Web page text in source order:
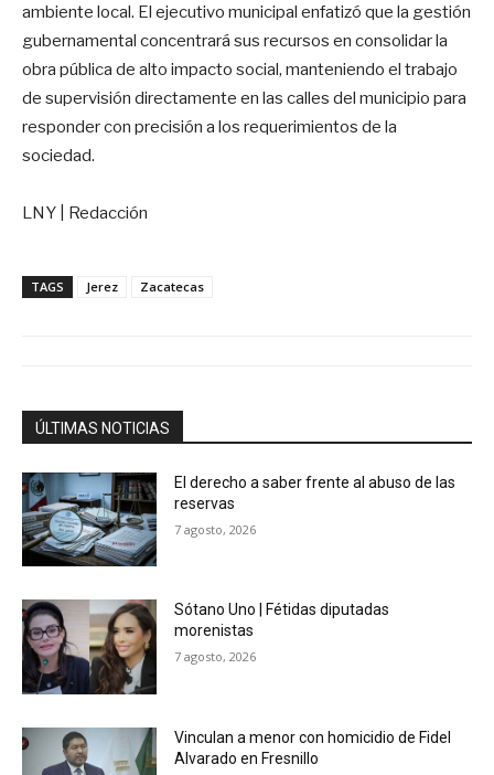
ambiente local. El ejecutivo municipal enfatizó que la gestión
gubernamental concentrará sus recursos en consolidar la
obra pública de alto impacto social, manteniendo el trabajo
de supervisión directamente en las calles del municipio para
responder con precisión a los requerimientos de la
sociedad.
LNY | Redacción
TAGS Jerez Zacatecas
ÚLTIMAS NOTICIAS
El derecho a saber frente al abuso de las
reservas
7 agosto, 2026
Sótano Uno | Fétidas diputadas
morenistas
7 agosto, 2026
Vinculan a menor con homicidio de Fidel
Alvarado en Fresnillo